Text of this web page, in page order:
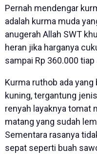
Pernah mendengar
adalah kurma muda
anugerah Allah SWT
heran jika harganya
sampai Rp 360.000
Kurma ruthob ada yang
kuning, tergantung
renyah layaknya tomat
matang yang sudah
Sementara rasanya
sepat seperti buah